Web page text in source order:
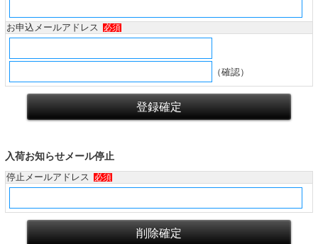
お申込メールアドレス 必須
（確認）
入荷お知らせメール停止
停止メールアドレス 必須